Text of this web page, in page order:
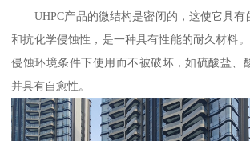
UHPC产品的微结构是密闭的，这使它具有
和抗化学侵蚀性，是一种具有性能的耐久材料
侵蚀环境条件下使用而不被破坏，如硫酸盐、
并具有自愈性。